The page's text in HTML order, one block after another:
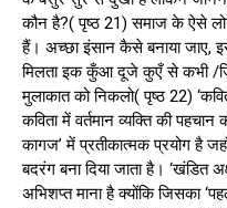
कौन है?( पृष्ठ 21) समाज के ऐसे
हैं। अच्छा इंसान कैसे बनाया जाए,
मिलता इक कुँआ दूजे कुएँ से कभी /
मुलाकात को निकलो( पृष्ठ 22)
कविता में वर्तमान व्यक्ति की
कागज’ में प्रतीकात्मक प्रयोग है
बदरंग बना दिया जाता है। ‘खंडित
अभिशप्त माना है क्योंकि जिसका